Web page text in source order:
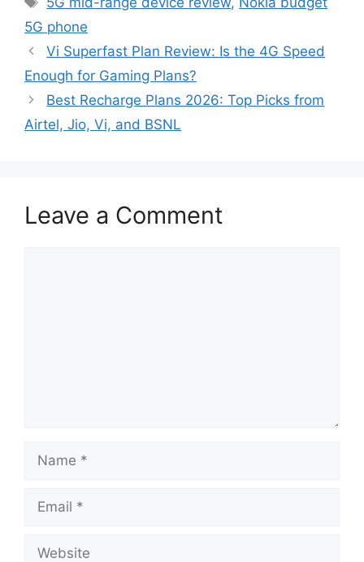
5G phone
Vi Superfast Plan Review: Is the 4G Speed
Enough for Gaming Plans?
Best Recharge Plans 2026: Top Picks from
Airtel, Jio, Vi, and BSNL
Leave a Comment